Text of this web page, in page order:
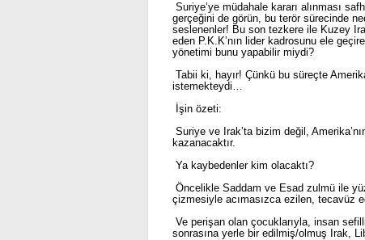
Suriye’ye müdahale kararı alınması
gerçeğini de görün, bu terör sürecinde
seslenenler! Bu son tezkere ile Kuzey
eden P.K.K’nın lider kadrosunu ele
yönetimi bunu yapabilir miydi?
Tabii ki, hayır! Çünkü bu süreçte
istemekteydi…
İşin özeti:
Suriye ve Irak’ta bizim değil,
kazanacaktır.
Ya kaybedenler kim olacaktı?
Öncelikle Saddam ve Esad zulmü ile
çizmesiyle acımasızca ezilen, tecavüz
Ve perişan olan çocuklarıyla, insan
sonrasına yerle bir edilmiş/olmuş Irak,